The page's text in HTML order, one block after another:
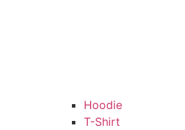
Hoodie
T-Shirt